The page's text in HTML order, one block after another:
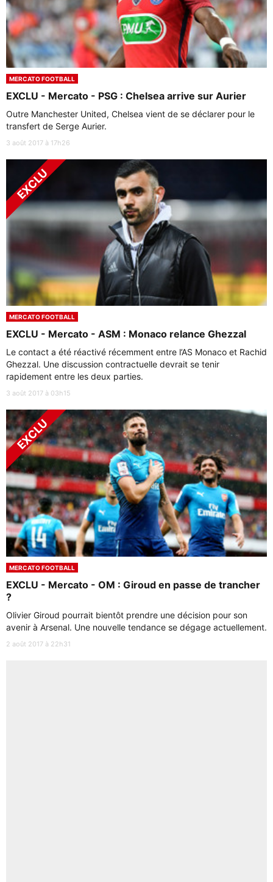
MERCATO FOOTBALL
EXCLU - Mercato - PSG : Chelsea arrive sur Aurier
Outre Manchester United, Chelsea vient de se déclarer pour le
transfert de Serge Aurier.
3 août 2017 à 17h26
MERCATO FOOTBALL
EXCLU - Mercato - ASM : Monaco relance Ghezzal
Le contact a été réactivé récemment entre l’AS Monaco et Rachid
Ghezzal. Une discussion contractuelle devrait se tenir
rapidement entre les deux parties.
3 août 2017 à 03h15
MERCATO FOOTBALL
EXCLU - Mercato - OM : Giroud en passe de trancher
?
Olivier Giroud pourrait bientôt prendre une décision pour son
avenir à Arsenal. Une nouvelle tendance se dégage actuellement.
2 août 2017 à 22h31